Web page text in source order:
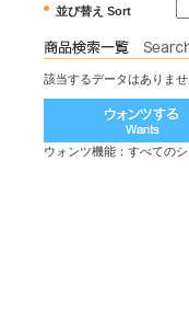
並び替え Sort
該当するデータはありませ
ウォンツ機能：すべての